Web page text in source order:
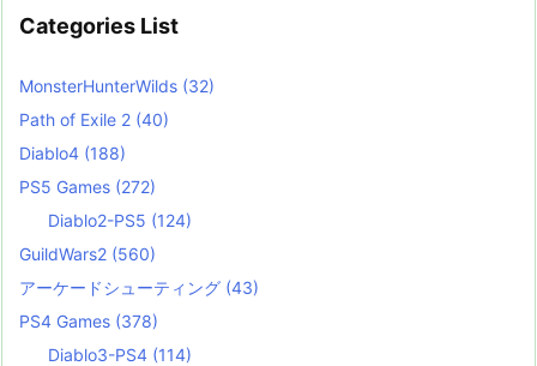
Categories List
MonsterHunterWilds (32)
Path of Exile 2 (40)
Diablo4 (188)
PS5 Games (272)
Diablo2-PS5 (124)
GuildWars2 (560)
アーケードシューティング (43)
PS4 Games (378)
Diablo3-PS4 (114)